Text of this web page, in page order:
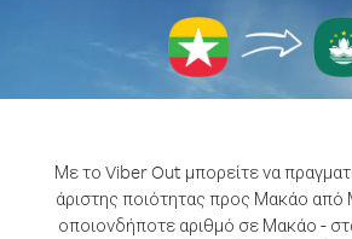
Με το Viber Out μπορείτε να
άριστης ποιότητας προς Μακάο από
οποιονδήποτε αριθμό σε Μακάο -